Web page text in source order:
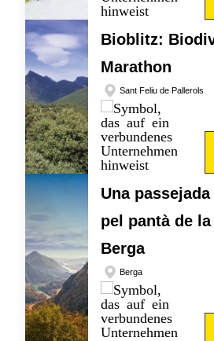
Bioblitz:
Marathon
Sant Feliu de Pallerols
Una
pel pantà de
Berga
Berga